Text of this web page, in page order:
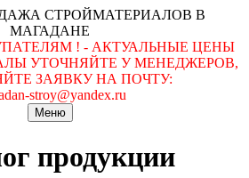
СТРОЙМАТЕРИАЛОВ В
МАГАДАНЕ
! - АКТУАЛЬНЫЕ ЦЕНЫ
УТОЧНЯЙТЕ У МЕНЕДЖЕРОВ,
ЗАЯВКУ НА ПОЧТУ:
stroy@yandex.ru
Меню
продукции